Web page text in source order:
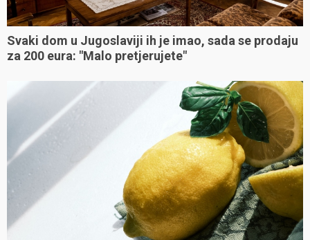
Svaki dom u Jugoslaviji ih je imao, sada se prodaju
za 200 eura: "Malo pretjerujete"